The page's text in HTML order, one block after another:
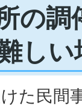
の調
しい
た民間